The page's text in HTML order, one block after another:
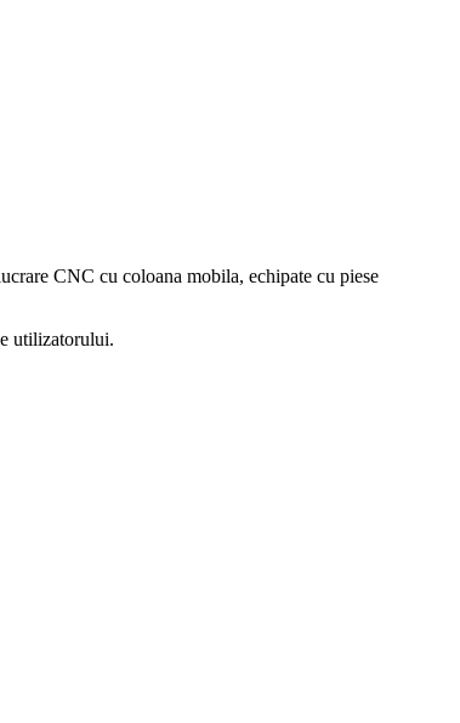
CNC cu coloana mobila, echipate cu piese
utilizatorului.